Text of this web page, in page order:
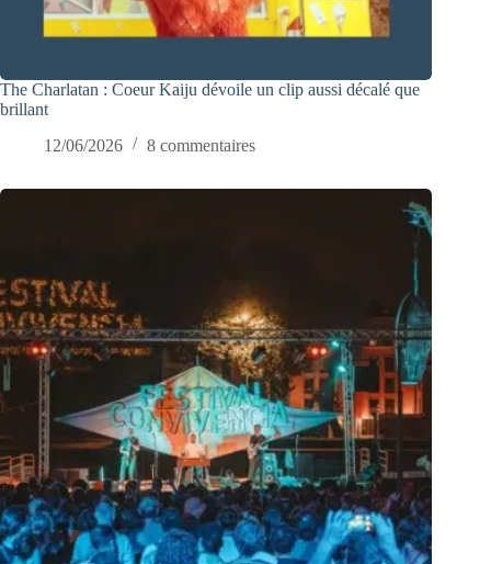
The Charlatan : Coeur Kaiju dévoile un clip aussi décalé que
brillant
12/06/2026
8 commentaires